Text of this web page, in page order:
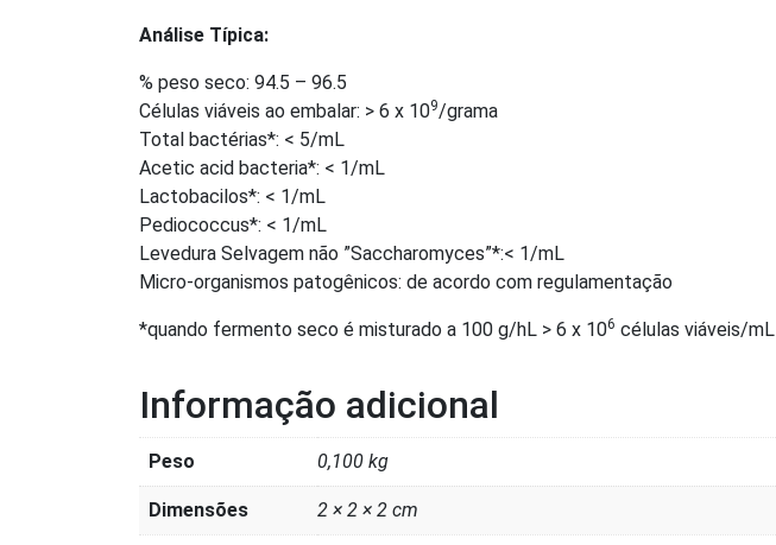
Análise Típica:
% peso seco: 94.5 – 96.5
Células viáveis ao embalar: > 6 x 109/grama
Total bactérias*: < 5/mL
Acetic acid bacteria*: < 1/mL
Lactobacilos*: < 1/mL
Pediococcus*: < 1/mL
Levedura Selvagem não ”Saccharomyces”*:< 1/mL
Micro-organismos patogênicos: de acordo com regulamentação
*quando fermento seco é misturado a 100 g/hL > 6 x 106 células viáveis/mL
Informação adicional
Peso 0,100 kg
Dimensões 2 × 2 × 2 cm